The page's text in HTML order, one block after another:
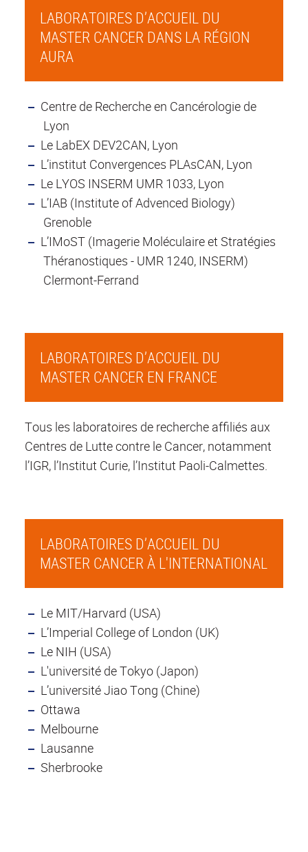
LABORATOIRES D’ACCUEIL DU
MASTER CANCER DANS LA RÉGION
AURA
Centre de Recherche en Cancérologie de
Lyon
Le LabEX DEV2CAN, Lyon
L’institut Convergences PLAsCAN, Lyon
Le LYOS INSERM UMR 1033, Lyon
L’IAB (Institute of Advenced Biology)
Grenoble
L’IMoST (Imagerie Moléculaire et Stratégies
Théranostiques - UMR 1240, INSERM)
Clermont-Ferrand
LABORATOIRES D’ACCUEIL DU
MASTER CANCER EN FRANCE
Tous les laboratoires de recherche affiliés aux
Centres de Lutte contre le Cancer, notamment
l’IGR, l’Institut Curie, l’Institut Paoli-Calmettes.
LABORATOIRES D’ACCUEIL DU
MASTER CANCER À L'INTERNATIONAL
Le MIT/Harvard (USA)
L’Imperial College of London (UK)
Le NIH (USA)
L'université de Tokyo (Japon)
L’université Jiao Tong (Chine)
Ottawa
Melbourne
Lausanne
Sherbrooke